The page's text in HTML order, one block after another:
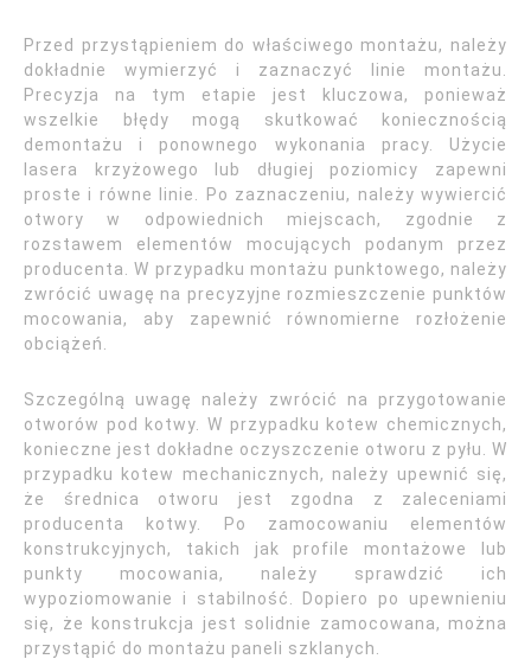
Przed przystąpieniem do właściwego montażu, należy
dokładnie wymierzyć i zaznaczyć linie montażu.
Precyzja na tym etapie jest kluczowa, ponieważ
wszelkie błędy mogą skutkować koniecznością
demontażu i ponownego wykonania pracy. Użycie
lasera krzyżowego lub długiej poziomicy zapewni
proste i równe linie. Po zaznaczeniu, należy wywiercić
otwory w odpowiednich miejscach, zgodnie z
rozstawem elementów mocujących podanym przez
producenta. W przypadku montażu punktowego, należy
zwrócić uwagę na precyzyjne rozmieszczenie punktów
mocowania, aby zapewnić równomierne rozłożenie
obciążeń.
Szczególną uwagę należy zwrócić na przygotowanie
otworów pod kotwy. W przypadku kotew chemicznych,
konieczne jest dokładne oczyszczenie otworu z pyłu. W
przypadku kotew mechanicznych, należy upewnić się,
że średnica otworu jest zgodna z zaleceniami
producenta kotwy. Po zamocowaniu elementów
konstrukcyjnych, takich jak profile montażowe lub
punkty mocowania, należy sprawdzić ich
wypoziomowanie i stabilność. Dopiero po upewnieniu
się, że konstrukcja jest solidnie zamocowana, można
przystąpić do montażu paneli szklanych.